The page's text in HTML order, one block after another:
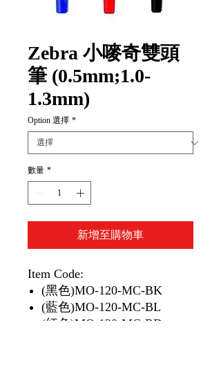
Zebra 小嘜奇雙頭
筆 (0.5mm;1.0-
1.3mm)
Option 選擇 *
數量 *
新增至購物車
Item Code:
(黑色)MO-120-MC-BK
(藍色)MO-120-MC-BL
(紅色)MO-120-MC-RD